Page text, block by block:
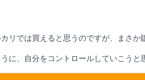
リでは買えると思うのですが、まさか
に、自分をコントロールしていこうと